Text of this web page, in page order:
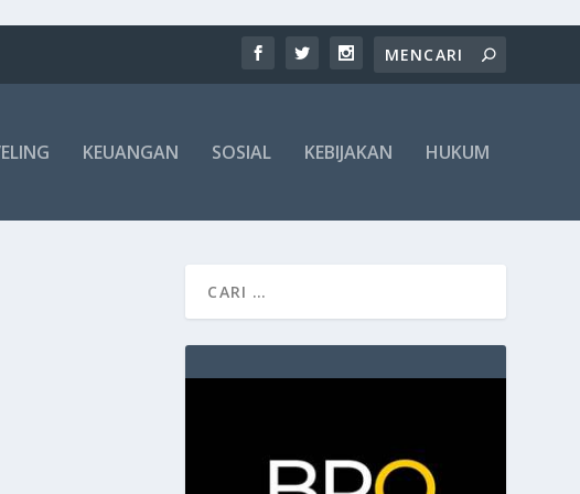
KEUANGAN SOSIAL KEBIJAKAN HUKUM